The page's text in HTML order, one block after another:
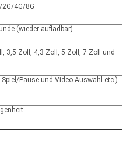
4G/8G
(wieder aufladbar)
3,5 Zoll, 4,3 Zoll, 5 Zoll, 7 Zoll und
Spiel/Pause und Video-Auswahl etc.)